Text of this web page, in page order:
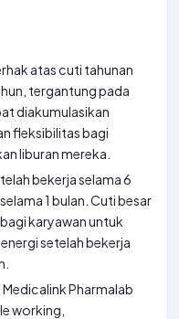
atas cuti tahunan
tergantung pada
diakumulasikan
fleksibilitas bagi
liburan mereka.
bekerja selama 6
1 bulan. Cuti besar
karyawan untuk
setelah bekerja
Medicalink Pharmalab
working,